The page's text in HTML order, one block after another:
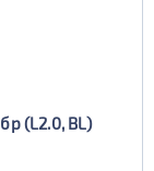
(L2.0, BL)